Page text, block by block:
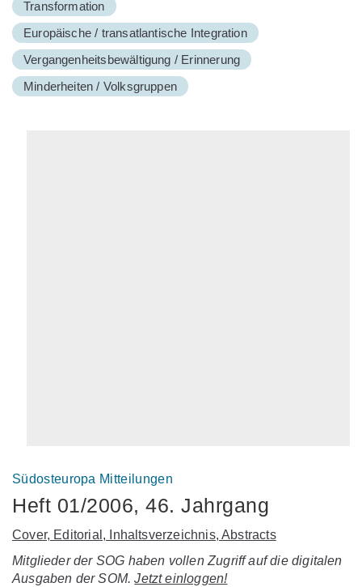
Transformation
Europäische / transatlantische Integration
Vergangenheitsbewältigung / Erinnerung
Minderheiten / Volksgruppen
Südosteuropa Mitteilungen
Heft 01/2006, 46. Jahrgang
Cover, Editorial, Inhaltsverzeichnis, Abstracts
Mitglieder der SOG haben vollen Zugriff auf die digitalen
Ausgaben der SOM.Jetzt einloggen!